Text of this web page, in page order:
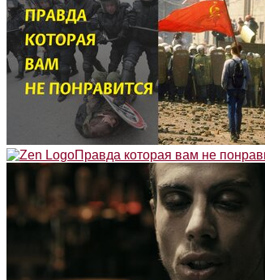
Правда которая вам не